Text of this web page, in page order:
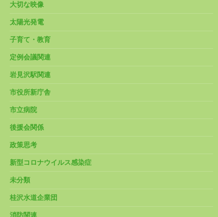
大切な映像
太陽光発電
子育て・教育
定例会議関連
岩見沢駅関連
市役所新庁舎
市立病院
後援会関係
政策思考
新型コロナウイルス感染症
未分類
桂沢水道企業団
消防関連